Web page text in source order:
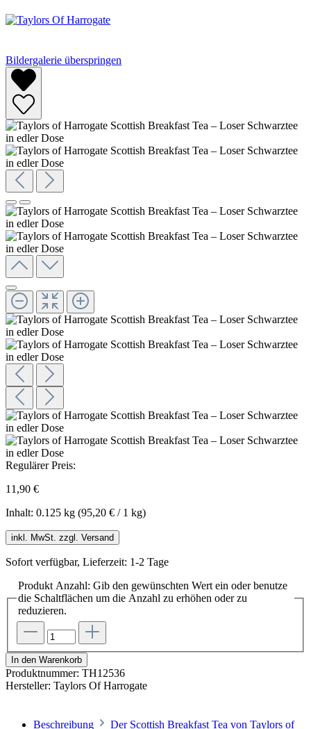
Bildergalerie überspringen
Regulärer Preis:
11,90 €
Inhalt: 0.125 kg (95,20 € / 1 kg)
inkl. MwSt. zzgl. Versand
Sofort verfügbar, Lieferzeit: 1-2 Tage
Produkt Anzahl: Gib den gewünschten Wert ein oder benutze
die Schaltflächen um die Anzahl zu erhöhen oder zu
reduzieren.
In den Warenkorb
Produktnummer: TH12536
Hersteller: Taylors Of Harrogate
Beschreibung
Der Scottish Breakfast Tea von Taylors of